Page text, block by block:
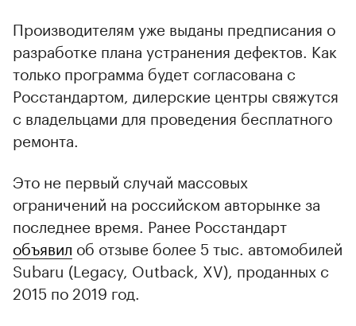
Производителям уже выданы предписания о
разработке плана устранения дефектов. Как
только программа будет согласована с
Росстандартом, дилерские центры свяжутся
с владельцами для проведения бесплатного
ремонта.
Это не первый случай массовых
ограничений на российском авторынке за
последнее время. Ранее Росстандарт
объявил об отзыве более 5 тыс. автомобилей
Subaru (Legacy, Outback, XV), проданных с
2015 по 2019 год.